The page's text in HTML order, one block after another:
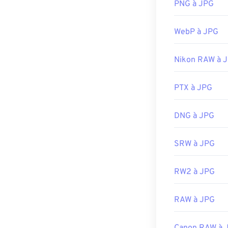
En tant que
d'images pour
Sortie initiale :
généralement
faites un clic
Chrome, les
Sortie initiale :
PNG à JPG
WebP à JPG
Nikon RAW à
PTX à JPG
DNG à JPG
SRW à JPG
RW2 à JPG
RAW à JPG